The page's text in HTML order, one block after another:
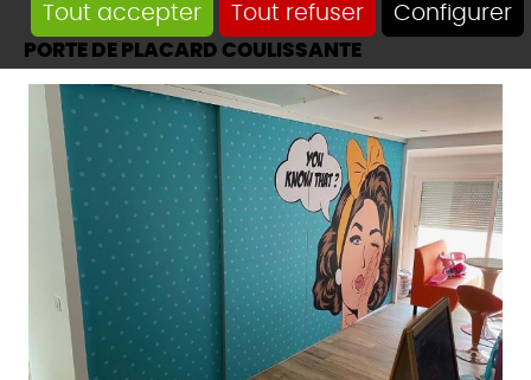
Tout accepter Tout refuser Configurer
PORTE DE PLACARD COULISSANTE